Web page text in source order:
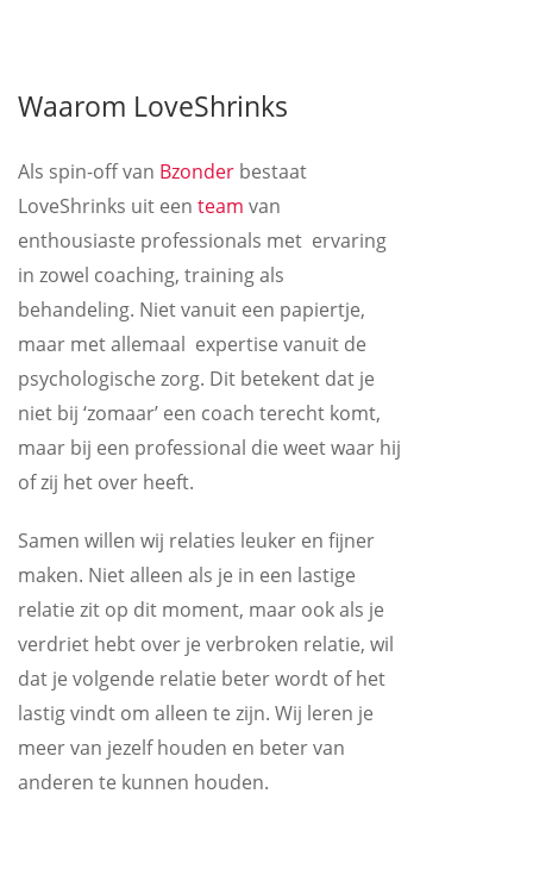
Waarom LoveShrinks
Als spin-off van Bzonder bestaat
LoveShrinks uit een team van
enthousiaste professionals met ervaring
in zowel coaching, training als
behandeling. Niet vanuit een papiertje,
maar met allemaal expertise vanuit de
psychologische zorg. Dit betekent dat je
niet bij ‘zomaar’ een coach terecht komt,
maar bij een professional die weet waar hij
of zij het over heeft.
Samen willen wij relaties leuker en fijner
maken. Niet alleen als je in een lastige
relatie zit op dit moment, maar ook als je
verdriet hebt over je verbroken relatie, wil
dat je volgende relatie beter wordt of het
lastig vindt om alleen te zijn. Wij leren je
meer van jezelf houden en beter van
anderen te kunnen houden.